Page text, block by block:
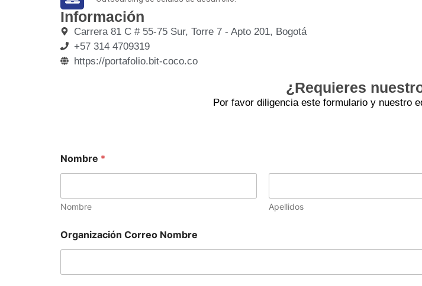
Información
Carrera 81 C # 55-75 Sur, Torre 7 - Apto 201, Bogotá
+57 314 4709319
https://portafolio.bit-coco.co
¿Requieres
Por favor diligencia este formulario y nuestro
Nombre *
Nombre Apellidos
Organización Correo Nombre